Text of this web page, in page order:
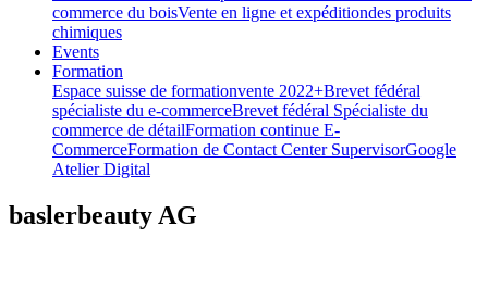
commerce du boisVente en ligne et expéditiondes produits
chimiques
Events
Formation
Espace suisse de formationvente 2022+Brevet fédéral
spécialiste du e-commerceBrevet fédéral Spécialiste du
commerce de détailFormation continue E-
CommerceFormation de Contact Center SupervisorGoogle
Atelier Digital
baslerbeauty AG